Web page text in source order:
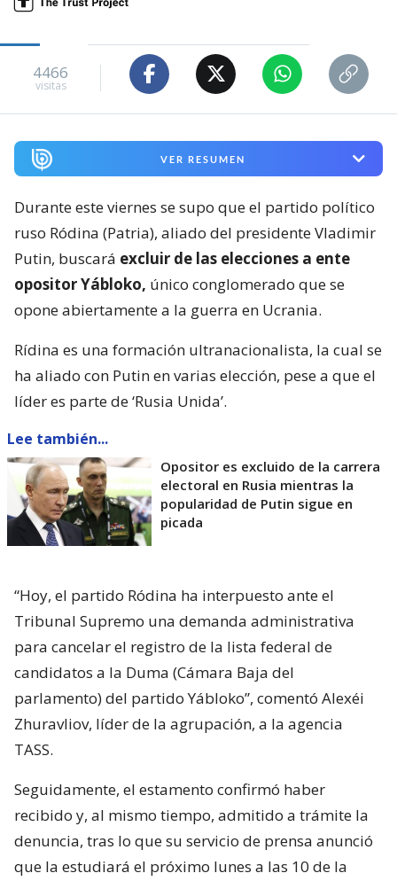
4466
visitas
VER RESUMEN
Durante este viernes se supo que el partido político
ruso Ródina (Patria), aliado del presidente Vladimir
Putin, buscará excluir de las elecciones a ente
opositor Yábloko, único conglomerado que se
opone abiertamente a la guerra en Ucrania.
Rídina es una formación ultranacionalista, la cual se
ha aliado con Putin en varias elección, pese a que el
líder es parte de ‘Rusia Unida’.
Lee también...
Opositor es excluido de la carrera
electoral en Rusia mientras la
popularidad de Putin sigue en
picada
“Hoy, el partido Ródina ha interpuesto ante el
Tribunal Supremo una demanda administrativa
para cancelar el registro de la lista federal de
candidatos a la Duma (Cámara Baja del
parlamento) del partido Yábloko”, comentó Alexéi
Zhuravliov, líder de la agrupación, a la agencia
TASS.
Seguidamente, el estamento confirmó haber
recibido y, al mismo tiempo, admitido a trámite la
denuncia, tras lo que su servicio de prensa anunció
que la estudiará el próximo lunes a las 10 de la